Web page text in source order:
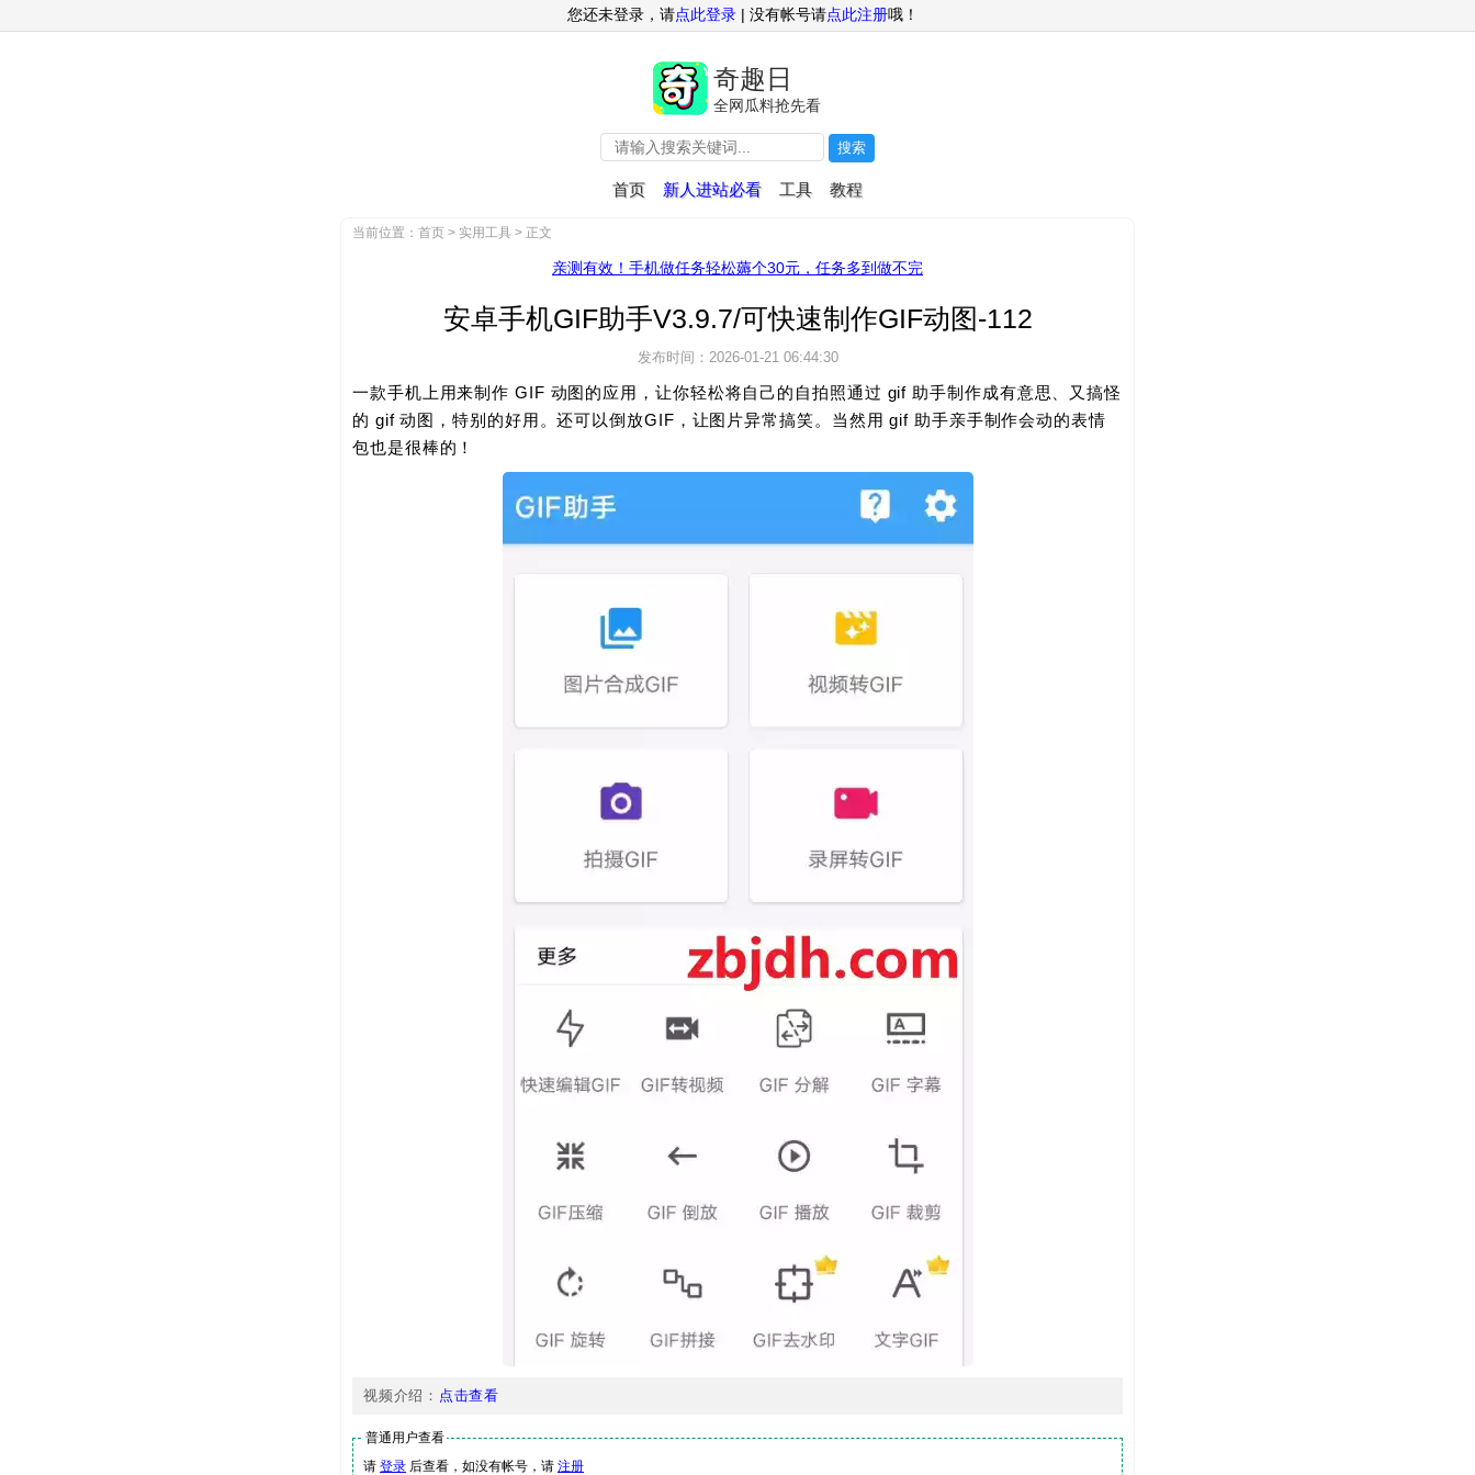
奇趣日
全网瓜料抢先看
搜索
首页 新人进站必看 工具 教程
您还未登录，请点此登录 | 没有帐号请点此注册哦！
当前位置： 首页 > 实用工具 > 正文
亲测有效！手机做任务轻松薅个30元，任务多到做不完
安卓手机GIF助手V3.9.7/可快速制作GIF动图-112
发布时间：2026-01-21 06:44:30
一款手机上用来制作 GIF 动图的应用，让你轻松将自己的自拍照通过 gif 助手制作成有意思、又搞怪
的 gif 动图，特别的好用。还可以倒放GIF，让图片异常搞笑。当然用 gif 助手亲手制作会动的表情
包也是很棒的！
视频介绍： 点击查看
普通用户查看
请 登录 后查看，如没有帐号，请 注册